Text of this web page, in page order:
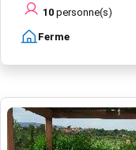
10 personne(s)
Ferme